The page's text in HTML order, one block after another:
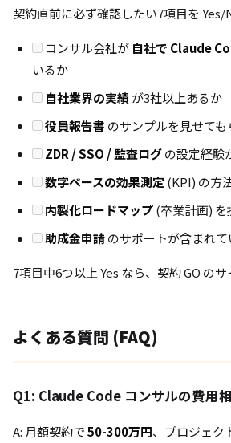
契約直前に必ず確認したい7項目を Yes/
コンサル会社が 自社で Claude
いるか
自社業界の実績が3社以上あるか
役員報告書 のサンプルを見せて
ZDR / SSO / 監査ログの設定経験
数字ベースの効果測定(KPI) の方
内製化ロードマップ(卒業計画)
助成金申請のサポートが含まれ
7項目中6つ以上 Yes なら、契約 GO のサ
よくある質問 (FAQ)
Q1: Claude Code コンサルの費用
A: 月額契約で50-300万円、プロジェク